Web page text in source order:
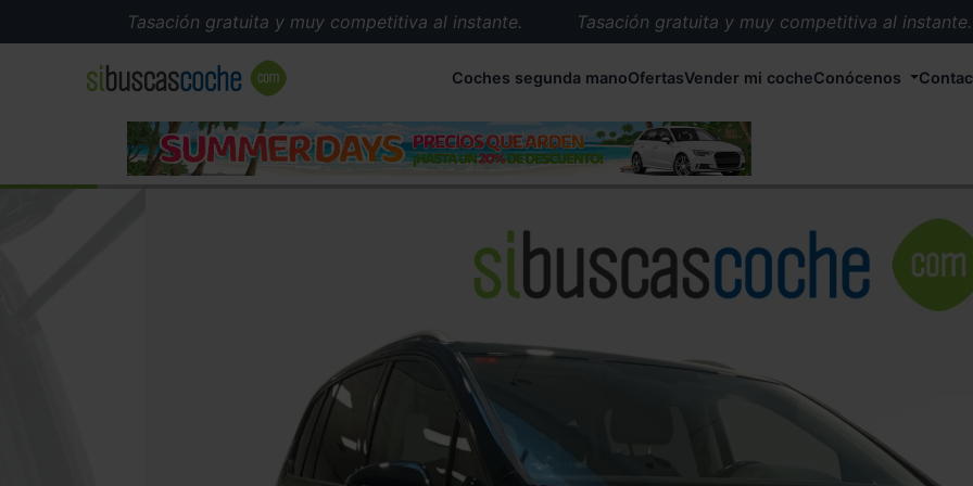
Tasación gratuita y muy competitiva al instante.
Tasación gratuita y muy competitiva al instante.
Más de 5.000 conductores satisfechos.
Buscamos el coche que tu quieras.
Recogemos tu coche en cualquier parte de España.
Compramos tu coche. Pago inmediato.
Coches segunda manoOfertasVender mi cocheConócenos